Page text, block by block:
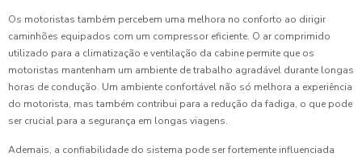
Os motoristas também percebem uma melhora no conforto ao dirigir
caminhões equipados com um compressor eficiente. O ar comprimido
utilizado para a climatização e ventilação da cabine permite que os
motoristas mantenham um ambiente de trabalho agradável durante longas
horas de condução. Um ambiente confortável não só melhora a experiência
do motorista, mas também contribui para a redução da fadiga, o que pode
ser crucial para a segurança em longas viagens.
Ademais, a confiabilidade do sistema pode ser fortemente influenciada